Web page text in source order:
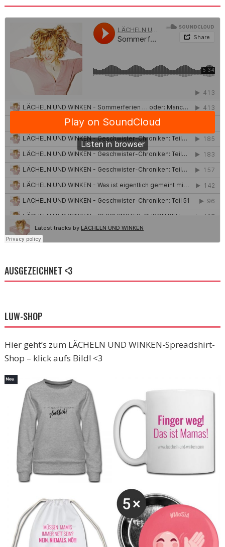
AUSGEZEICHNET <3
LUW-SHOP
Hier geht’s zum LÄCHELN UND WINKEN-Spreadshirt-
Shop – klick aufs Bild! <3